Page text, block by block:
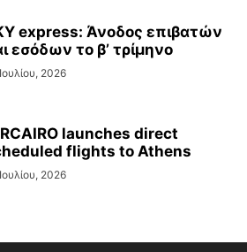
express: Άνοδος επιβατών
εσόδων το β’ τρίμηνο
2026
launches direct
flights to Athens
2026